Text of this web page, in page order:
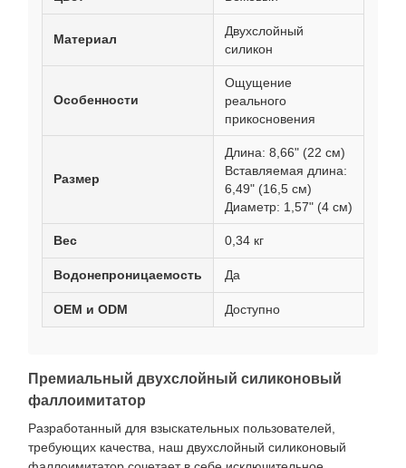
Материал
Двухслойный
силикон
Особенности
Ощущение
реального
прикосновения
Размер
Длина: 8,66" (22 см)
Вставляемая длина:
6,49" (16,5 см)
Диаметр: 1,57" (4 см)
Вес 0,34 кг
Водонепроницаемость Да
OEM и ODM Доступно
Премиальный двухслойный силиконовый
фаллоимитатор
Разработанный для взыскательных пользователей,
требующих качества, наш двухслойный силиконовый